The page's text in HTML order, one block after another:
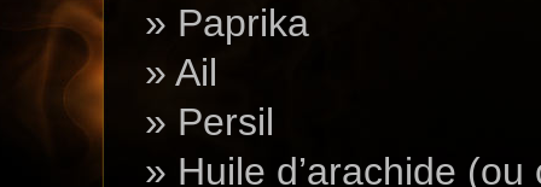
Paprika
Ail
Persil
Huile d’arachide (ou